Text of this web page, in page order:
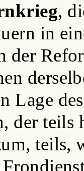
,
in
der
Lage
der teils
teils,